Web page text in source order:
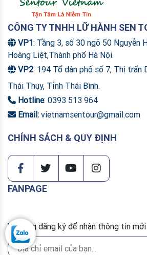
CÔNG TY TNHH LỮ HÀNH SEN
VP1: Tầng 3, số 30 ngõ 50 Nguyễn
Hoàng Liệt,Thành phố Hà Nội.
VP2: 194 Tổ dân phố số 7, Thị trấn
Thái Thụy, Tỉnh Thái Bình.
Hotline: 0393 513 964
Email: vietnamsentour@gmail.com
CHÍNH SÁCH & QUY ĐỊNH
FANPAGE
Vui lòng đăng ký để nhận thông tin mới